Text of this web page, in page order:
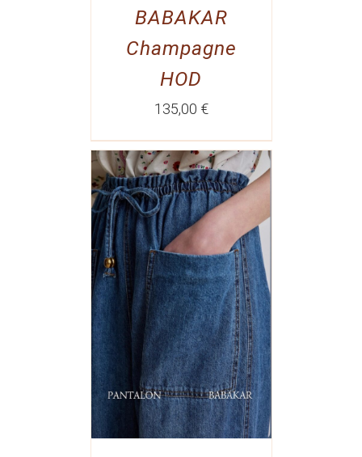
BABAKAR
Champagne
HOD
135,00 €